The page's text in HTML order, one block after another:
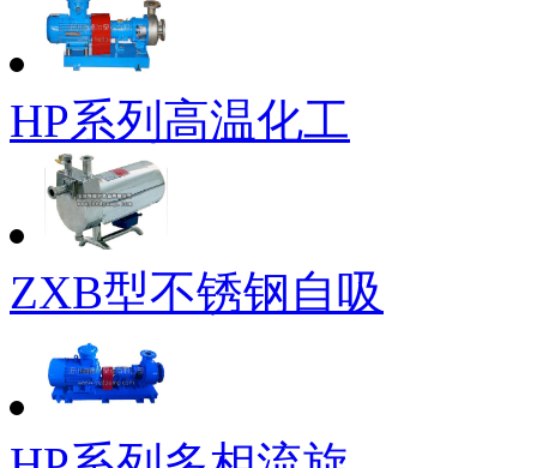
HP系列高温化工
ZXB型不锈钢自吸